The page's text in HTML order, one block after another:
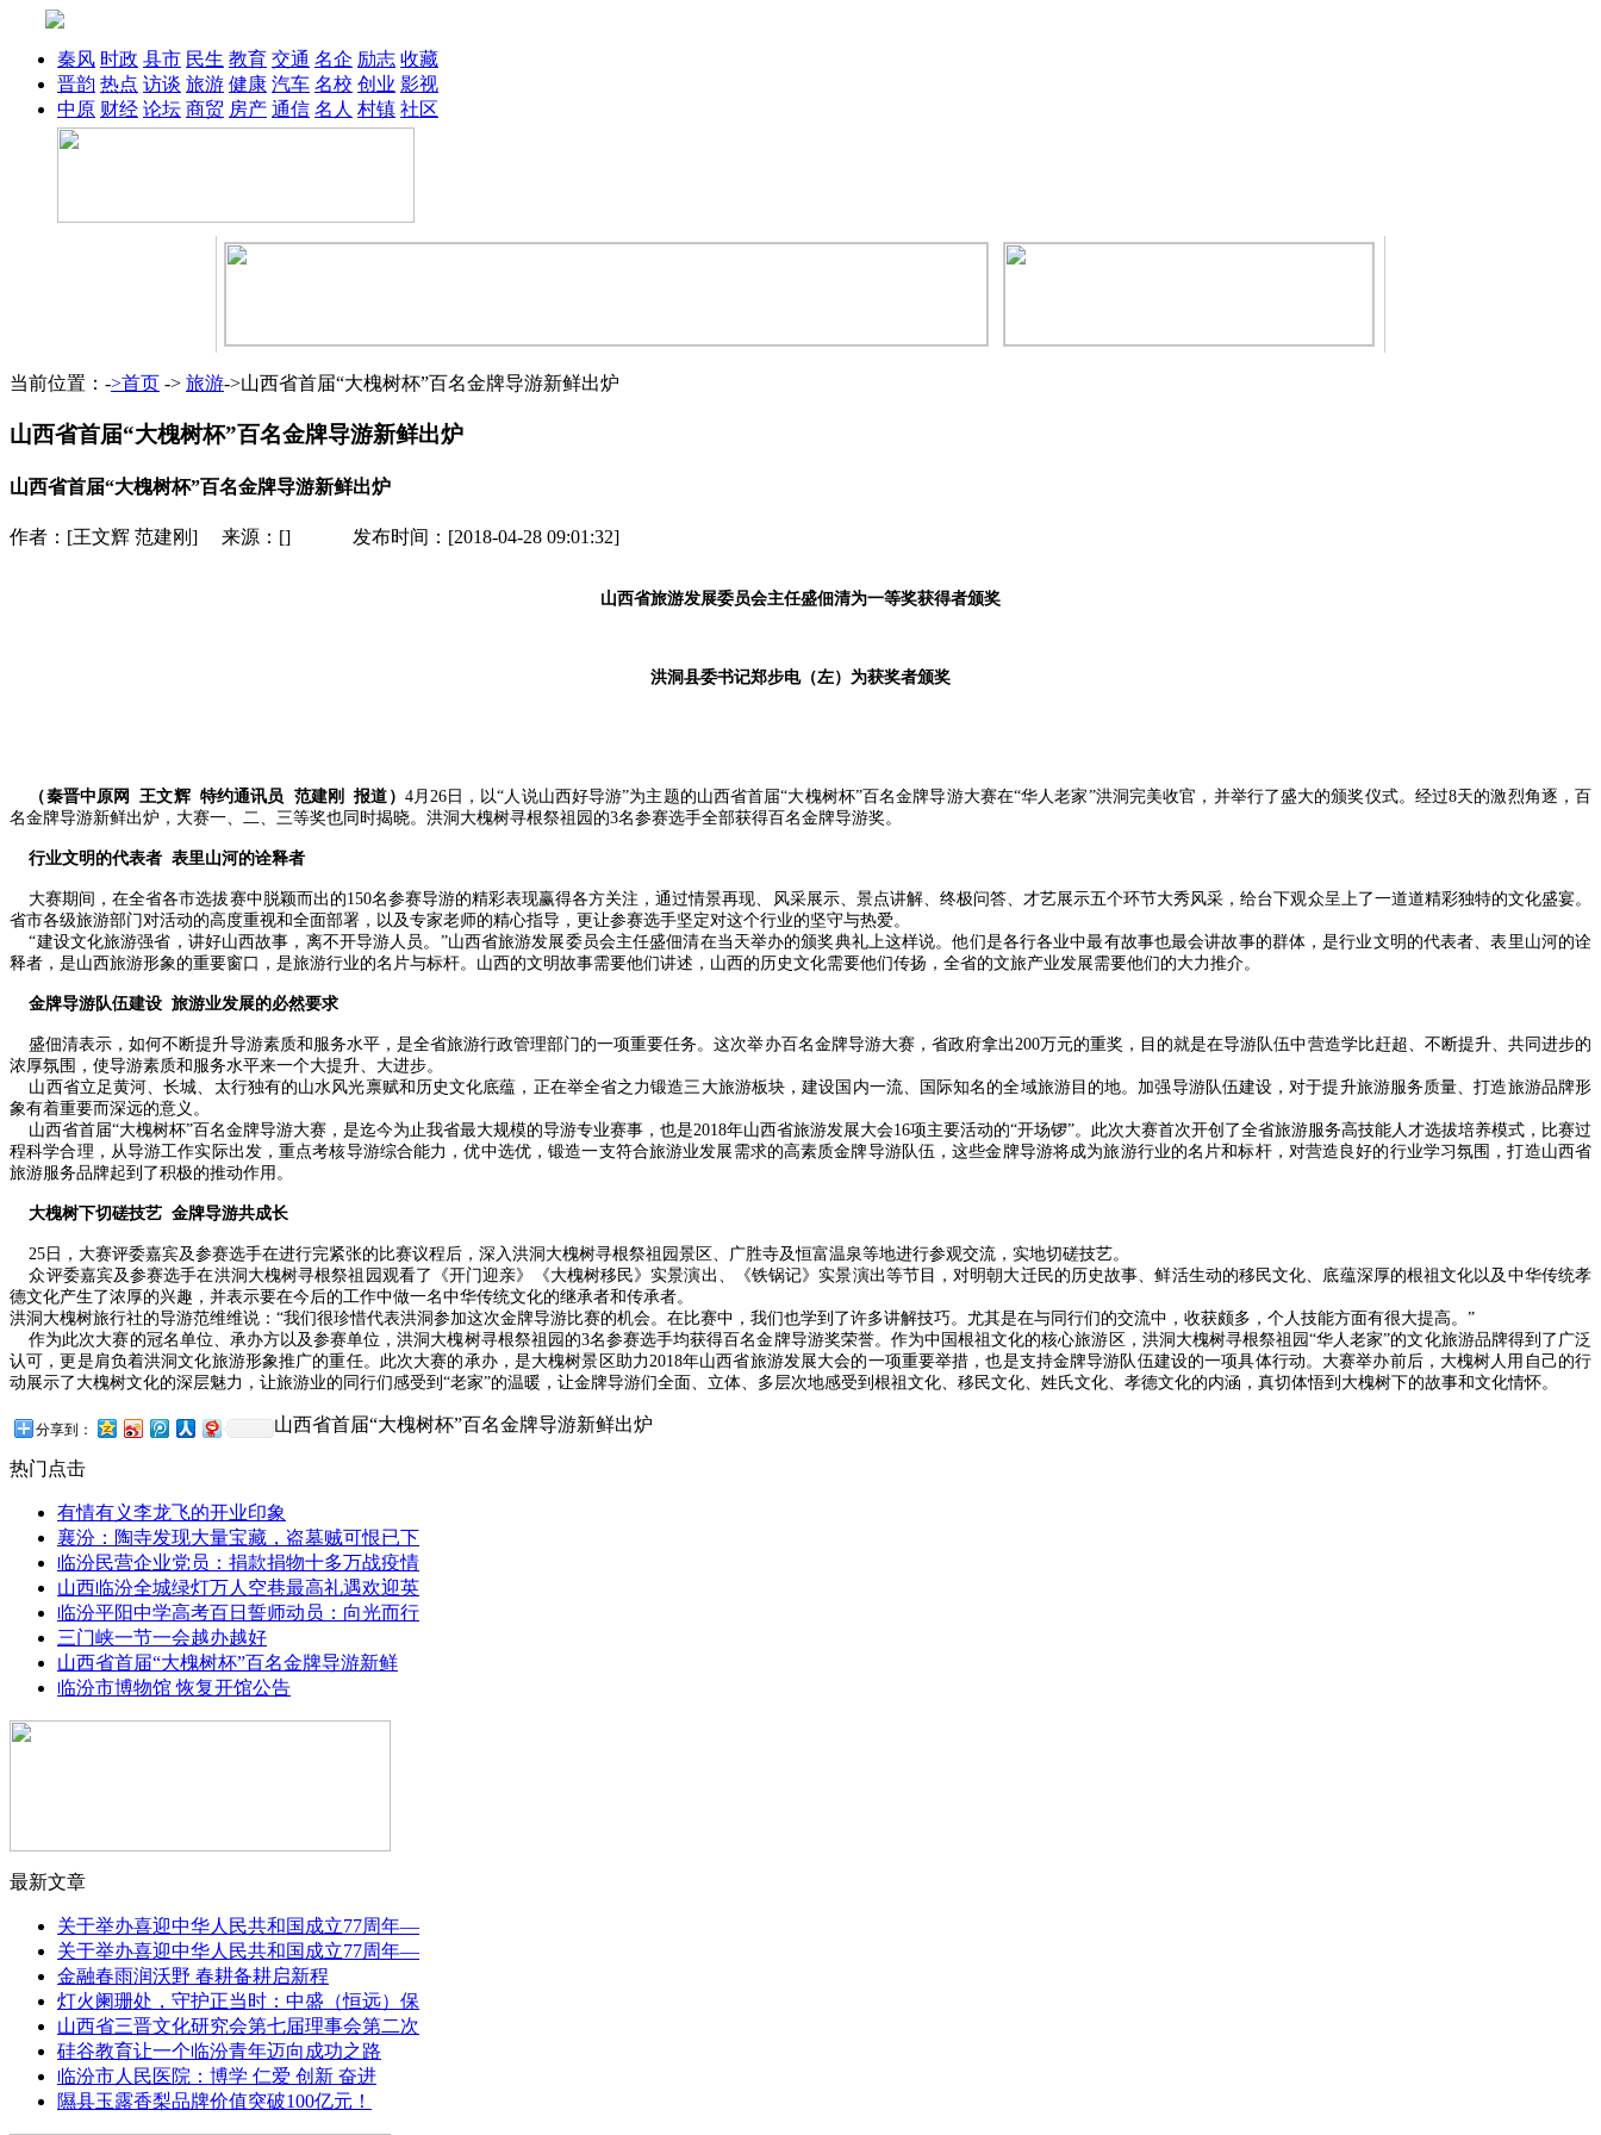
秦风 时政 县市 民生 教育 交通 名企 励志 收藏
晋韵 热点 访谈 旅游 健康 汽车 名校 创业 影视
中原 财经 论坛 商贸 房产 通信 名人 村镇 社区
当前位置：->首页 -> 旅游->山西省首届“大槐树杯”百名金牌导游新鲜出炉
山西省首届“大槐树杯”百名金牌导游新鲜出炉
山西省首届“大槐树杯”百名金牌导游新鲜出炉
作者：[王文辉 范建刚] 来源：[] 发布时间：[2018-04-28 09:01:32]
山西省旅游发展委员会主任盛佃清为一等奖获得者颁奖
洪洞县委书记郑步电（左）为获奖者颁奖
（秦晋中原网 王文辉 特约通讯员 范建刚 报道） 4月26日，以“人说山西好导游”为主题的山西省首届“大槐树杯”百名金牌导游大赛在“华人老家”洪洞完美收官，并举行了盛大的颁奖仪式。经过8天的激烈角逐，百
名金牌导游新鲜出炉，大赛一、二、三等奖也同时揭晓。洪洞大槐树寻根祭祖园的3名参赛选手全部获得百名金牌导游奖。
行业文明的代表者 表里山河的诠释者
大赛期间，在全省各市选拔赛中脱颖而出的150名参赛导游的精彩表现赢得各方关注，通过情景再现、风采展示、景点讲解、终极问答、才艺展示五个环节大秀风采，给台下观众呈上了一道道精彩独特的文化盛宴。
省市各级旅游部门对活动的高度重视和全面部署，以及专家老师的精心指导，更让参赛选手坚定对这个行业的坚守与热爱。
“建设文化旅游强省，讲好山西故事，离不开导游人员。”山西省旅游发展委员会主任盛佃清在当天举办的颁奖典礼上这样说。他们是各行各业中最有故事也最会讲故事的群体，是行业文明的代表者、表里山河的诠
释者，是山西旅游形象的重要窗口，是旅游行业的名片与标杆。山西的文明故事需要他们讲述，山西的历史文化需要他们传扬，全省的文旅产业发展需要他们的大力推介。
金牌导游队伍建设 旅游业发展的必然要求
盛佃清表示，如何不断提升导游素质和服务水平，是全省旅游行政管理部门的一项重要任务。这次举办百名金牌导游大赛，省政府拿出200万元的重奖，目的就是在导游队伍中营造学比赶超、不断提升、共同进步的
浓厚氛围，使导游素质和服务水平来一个大提升、大进步。
山西省立足黄河、长城、太行独有的山水风光禀赋和历史文化底蕴，正在举全省之力锻造三大旅游板块，建设国内一流、国际知名的全域旅游目的地。加强导游队伍建设，对于提升旅游服务质量、打造旅游品牌形
象有着重要而深远的意义。
山西省首届“大槐树杯”百名金牌导游大赛，是迄今为止我省最大规模的导游专业赛事，也是2018年山西省旅游发展大会16项主要活动的“开场锣”。此次大赛首次开创了全省旅游服务高技能人才选拔培养模式，比赛过
程科学合理，从导游工作实际出发，重点考核导游综合能力，优中选优，锻造一支符合旅游业发展需求的高素质金牌导游队伍，这些金牌导游将成为旅游行业的名片和标杆，对营造良好的行业学习氛围，打造山西省
旅游服务品牌起到了积极的推动作用。
大槐树下切磋技艺 金牌导游共成长
25日，大赛评委嘉宾及参赛选手在进行完紧张的比赛议程后，深入洪洞大槐树寻根祭祖园景区、广胜寺及恒富温泉等地进行参观交流，实地切磋技艺。
众评委嘉宾及参赛选手在洪洞大槐树寻根祭祖园观看了《开门迎亲》《大槐树移民》实景演出、《铁锅记》实景演出等节目，对明朝大迁民的历史故事、鲜活生动的移民文化、底蕴深厚的根祖文化以及中华传统孝
德文化产生了浓厚的兴趣，并表示要在今后的工作中做一名中华传统文化的继承者和传承者。
洪洞大槐树旅行社的导游范维维说：“我们很珍惜代表洪洞参加这次金牌导游比赛的机会。在比赛中，我们也学到了许多讲解技巧。尤其是在与同行们的交流中，收获颇多，个人技能方面有很大提高。”
作为此次大赛的冠名单位、承办方以及参赛单位，洪洞大槐树寻根祭祖园的3名参赛选手均获得百名金牌导游奖荣誉。作为中国根祖文化的核心旅游区，洪洞大槐树寻根祭祖园“华人老家”的文化旅游品牌得到了广泛
认可，更是肩负着洪洞文化旅游形象推广的重任。此次大赛的承办，是大槐树景区助力2018年山西省旅游发展大会的一项重要举措，也是支持金牌导游队伍建设的一项具体行动。大赛举办前后，大槐树人用自己的行
动展示了大槐树文化的深层魅力，让旅游业的同行们感受到“老家”的温暖，让金牌导游们全面、立体、多层次地感受到根祖文化、移民文化、姓氏文化、孝德文化的内涵，真切体悟到大槐树下的故事和文化情怀。
山西省首届“大槐树杯”百名金牌导游新鲜出炉
分享到：
热门点击
有情有义李龙飞的开业印象
襄汾：陶寺发现大量宝藏，盗墓贼可恨已下
临汾民营企业党员：捐款捐物十多万战疫情
山西临汾全城绿灯万人空巷最高礼遇欢迎英
临汾平阳中学高考百日誓师动员：向光而行
三门峡一节一会越办越好
山西省首届“大槐树杯”百名金牌导游新鲜
临汾市博物馆 恢复开馆公告
最新文章
关于举办喜迎中华人民共和国成立77周年—
关于举办喜迎中华人民共和国成立77周年—
金融春雨润沃野 春耕备耕启新程
灯火阑珊处，守护正当时：中盛（恒远）保
山西省三晋文化研究会第七届理事会第二次
硅谷教育让一个临汾青年迈向成功之路
临汾市人民医院：博学 仁爱 创新 奋进
隰县玉露香梨品牌价值突破100亿元！